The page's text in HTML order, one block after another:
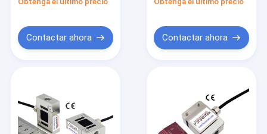
tracción 50N
Contactar ahora
carga de compresión
Contactar ahora